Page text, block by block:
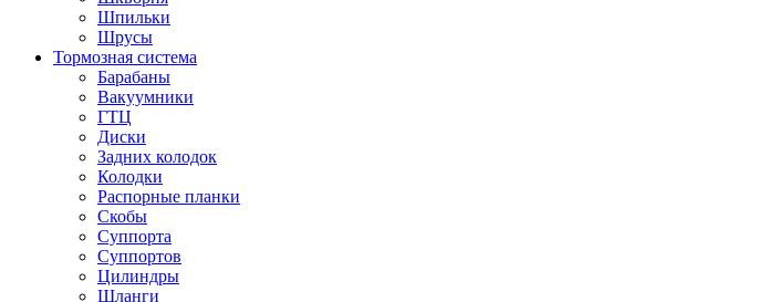
Шпильки
Шрусы
Тормозная система
Барабаны
Вакуумники
ГТЦ
Диски
Задних колодок
Колодки
Распорные планки
Скобы
Суппорта
Суппортов
Цилиндры
Шланги